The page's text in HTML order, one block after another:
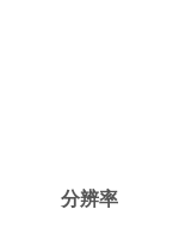
分辨率